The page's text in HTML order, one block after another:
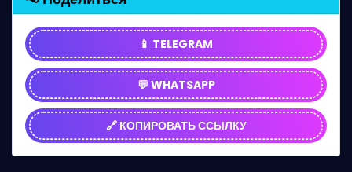
📱 TELEGRAM
💬 WHATSAPP
🔗 КОПИРОВАТЬ ССЫЛКУ